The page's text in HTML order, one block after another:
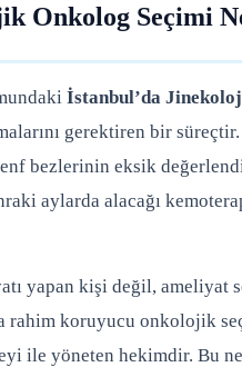
Onkolog Seçimi
İstanbul’da
gerektiren bir
bezlerinin eksik
aylarda alacağı
yapan kişi değil, ameliyat
rahim koruyucu onkolojik
ile yöneten hekimdir. Bu